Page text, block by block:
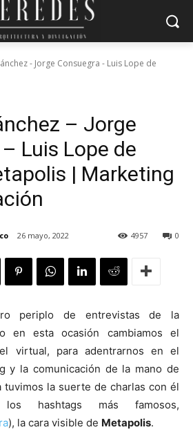
- Jorge Consuegra - Luis Lope de
– Jorge
Luis Lope de
| Marketing
26 mayo, 2022 0
4957
periplo de entrevistas de la
en esta ocasión cambiamos el
virtual, para adentrarnos en el
y la comunicación de la mano de
tuvimos la suerte de charlas con él
hashtags más famosos,
), la cara visible de Metapolis.